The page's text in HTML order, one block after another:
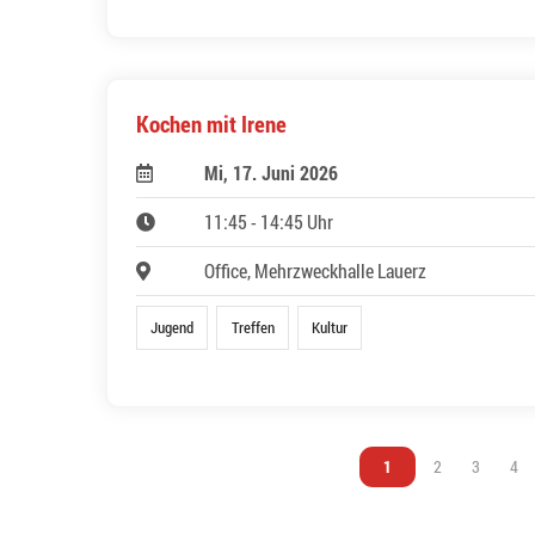
Kochen mit Irene
Mi, 17. Juni 2026
11:45 - 14:45 Uhr
Office, Mehrzweckhalle Lauerz
Jugend Treffen Kultur
Vous êtes sur la page
1 Vous êtes sur la
2 Vous êtes
3 4